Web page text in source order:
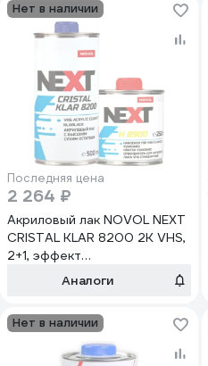
Нет в наличии
Последняя цена
2 264 ₽
Акриловый лак NOVOL NEXT
CRISTAL KLAR 8200 2К VHS,
2+1, эффект
самозатягивания, 0.5 л, с
отвердителем 90884-90901
Аналоги
Нет в наличии